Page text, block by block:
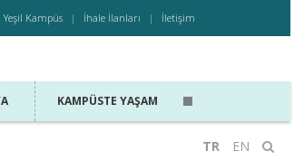
Yeşil Kampüs İhale İlanları İletişim
TR EN
KAMPÜSTE YAŞAM